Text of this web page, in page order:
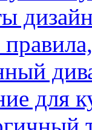
для